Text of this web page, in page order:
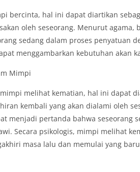
bercinta, hal ini dapat diartikan
oleh seseorang. Menurut
sedang dalam proses penyatuan
menggambarkan kebutuhan akan
Mimpi
melihat kematian, hal ini dapat
kembali yang akan dialami oleh
menjadi pertanda bahwa seseorang
Secara psikologis, mimpi melihat
masa lalu dan memulai yang